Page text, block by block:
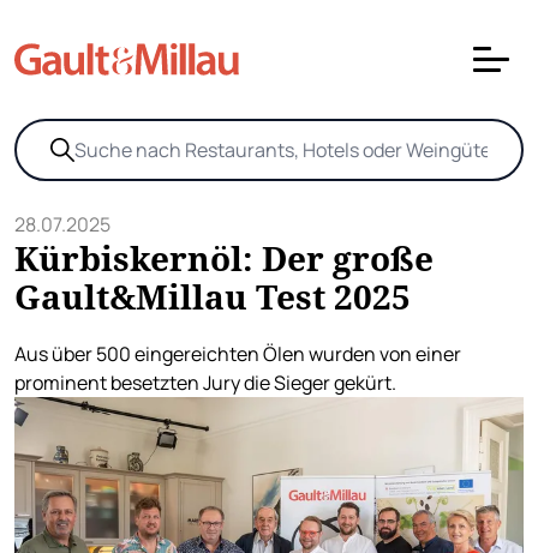
28.07.2025
Kürbiskernöl: Der große
Gault&Millau Test 2025
Aus über 500 eingereichten Ölen wurden von einer
prominent besetzten Jury die Sieger gekürt.